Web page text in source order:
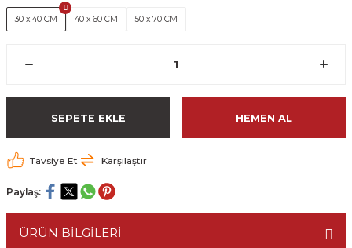
30 x 40 CM 40 x 60 CM 50 x 70 CM
SEPETE EKLE HEMEN AL
Tavsiye Et Karşılaştır
Paylaş:
ÜRÜN BİLGİLERİ